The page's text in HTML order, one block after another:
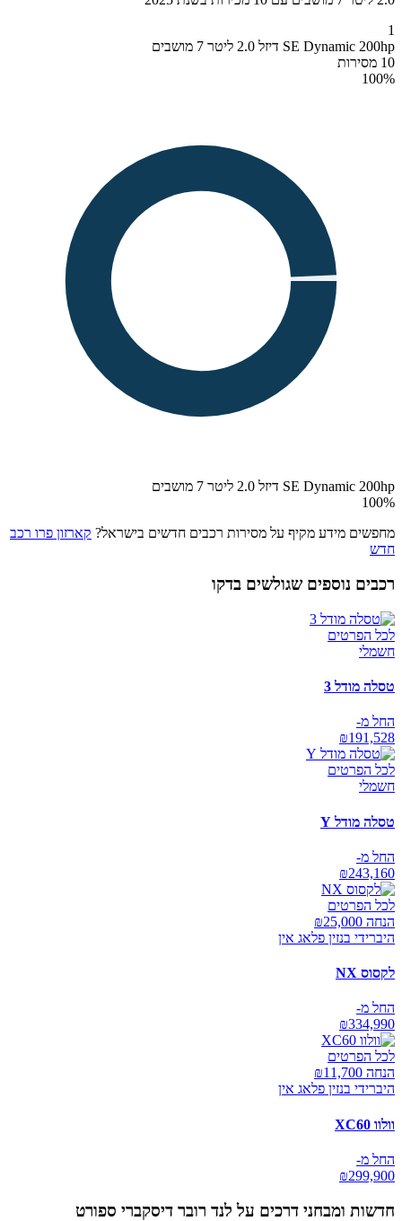
1
SE Dynamic 200hp דיזל 2.0 ליטר 7 מושבים
10 מסירות
100%
SE Dynamic 200hp דיזל 2.0 ליטר 7 מושבים
100%
מחפשים מידע מקיף על מסירות רכבים חדשים בישראל? קארזון פרו רכב
חדש
רכבים נוספים שגולשים בדקו
לכל הפרטים
חשמלי
טסלה מודל 3
החל מ-
₪191,528
לכל הפרטים
חשמלי
טסלה מודל Y
החל מ-
₪243,160
לכל הפרטים
הנחה ₪ 25,000
היברידי בנזין פלאג אין
לקסוס NX
החל מ-
₪334,990
לכל הפרטים
הנחה ₪ 11,700
היברידי בנזין פלאג אין
וולוו XC60
החל מ-
₪299,900
חדשות ומבחני דרכים על לנד רובר דיסקברי ספורט